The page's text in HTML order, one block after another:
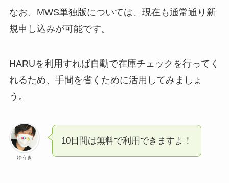
なお、MWS単独版については、現在も通常通り新
規申し込みが可能です。
HARUを利用すれば自動で在庫チェックを行ってく
れるため、手間を省くために活用してみましょ
う。
ゆうき
10日間は無料で利用できますよ！